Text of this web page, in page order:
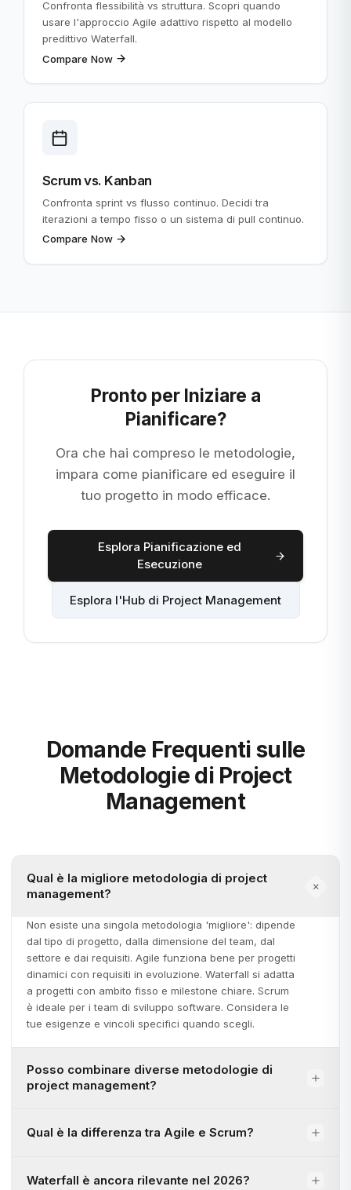
Confronta flessibilità vs struttura. Scopri quando
usare l'approccio Agile adattivo rispetto al modello
predittivo Waterfall.
Compare Now
Scrum vs. Kanban
Confronta sprint vs flusso continuo. Decidi tra
iterazioni a tempo fisso o un sistema di pull continuo.
Compare Now
Pronto per Iniziare a
Pianificare?
Ora che hai compreso le metodologie,
impara come pianificare ed eseguire il
tuo progetto in modo efficace.
Esplora Pianificazione ed
Esecuzione
Esplora l'Hub di Project Management
Domande Frequenti sulle
Metodologie di Project
Management
Qual è la migliore metodologia di project
management?
Non esiste una singola metodologia 'migliore': dipende
dal tipo di progetto, dalla dimensione del team, dal
settore e dai requisiti. Agile funziona bene per progetti
dinamici con requisiti in evoluzione. Waterfall si adatta
a progetti con ambito fisso e milestone chiare. Scrum
è ideale per i team di sviluppo software. Considera le
tue esigenze e vincoli specifici quando scegli.
Posso combinare diverse metodologie di
project management?
Qual è la differenza tra Agile e Scrum?
Waterfall è ancora rilevante nel 2026?